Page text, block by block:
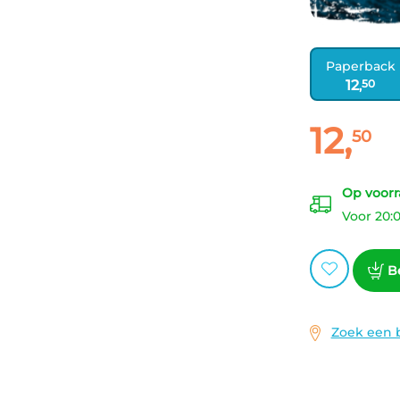
Paperback
12,50
Paperback:
12,50
Op
Voor
Zoek een